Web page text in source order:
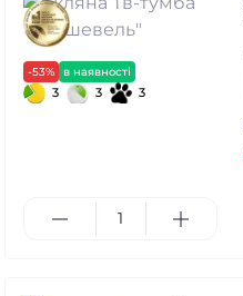
-53% в наявності
3 3 3